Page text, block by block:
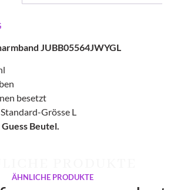
JUBB05564JWYGL
besetzt
Grösse L
Beutel.
ÄHNLICHE PRODUKTE